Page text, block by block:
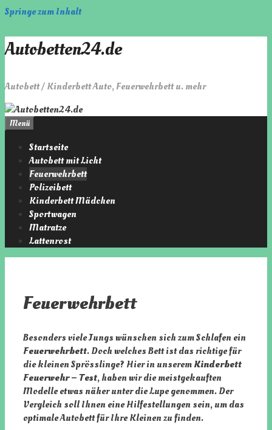
Springe zum Inhalt
Autobetten24.de
Autobett / Kinderbett Auto, Feuerwehrbett u. mehr
Menü
Startseite
Autobett mit Licht
Feuerwehrbett
Polizeibett
Kinderbett Mädchen
Sportwagen
Matratze
Lattenrost
Feuerwehrbett
Besonders viele Jungs wünschen sich zum Schlafen ein
Feuerwehrbett. Doch welches Bett ist das richtige für
die kleinen Sprösslinge? Hier in unseremKinderbett
Feuerwehr – Test, haben wir die meistgekauften
Modelle etwas näher unter die Lupe genommen. Der
Vergleich soll Ihnen eine Hilfestellungen sein, um das
optimale Autobett für Ihre Kleinen zu finden.